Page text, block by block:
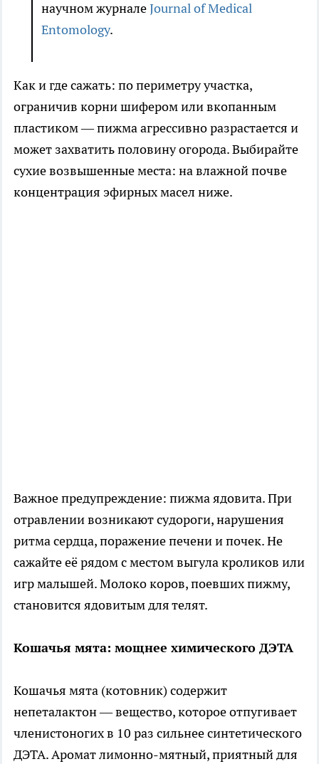
научном журналеJournal of Medical
Entomology.
Как и где сажать: по периметру участка,
ограничив корни шифером или вкопанным
пластиком — пижма агрессивно разрастается и
может захватить половину огорода. Выбирайте
сухие возвышенные места: на влажной почве
концентрация эфирных масел ниже.
Важное предупреждение: пижма ядовита. При
отравлении возникают судороги, нарушения
ритма сердца, поражение печени и почек. Не
сажайте её рядом с местом выгула кроликов или
игр малышей. Молоко коров, поевших пижму,
становится ядовитым для телят.
Кошачья мята: мощнее химического ДЭТА
Кошачья мята (котовник) содержит
непеталактон — вещество, которое отпугивает
членистоногих в 10 раз сильнее синтетического
ДЭТА. Аромат лимонно-мятный, приятный для